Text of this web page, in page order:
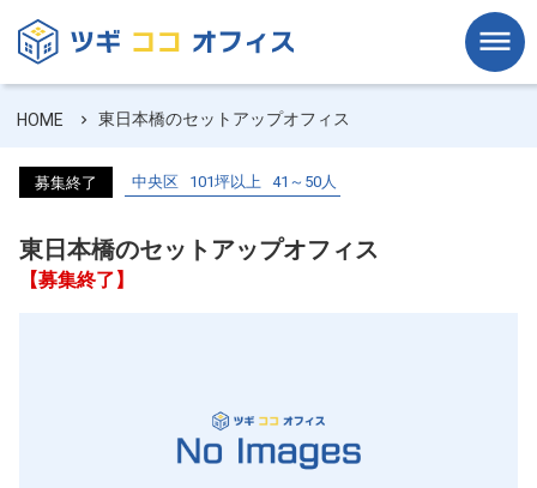
HOME 東日本橋のセットアップオフィス
募集終了 中央区 101坪以上 41～50人
東日本橋のセットアップオフィス
【募集終了】